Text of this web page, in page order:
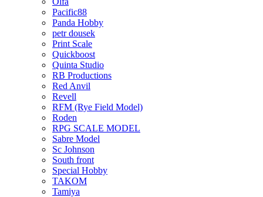
Pacific88
Panda Hobby
petr dousek
Print Scale
Quickboost
Quinta Studio
RB Productions
Red Anvil
Revell
RFM (Rye Field Model)
Roden
RPG SCALE MODEL
Sabre Model
Sc Johnson
South front
Special Hobby
TAKOM
Tamiya